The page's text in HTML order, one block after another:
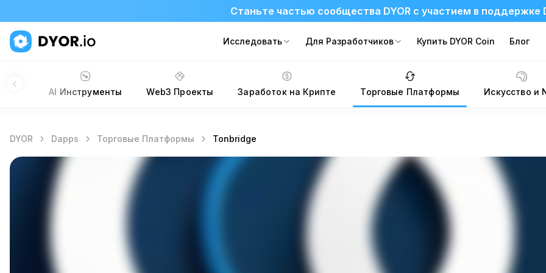
Станьте частью сообщества DYOR с участием в поддержке
Исследовать Для Разработчиков Купить DYOR Coin Блог
AI Инструменты Web3 Проекты Заработок на Крипте Торговые Платформы Искусство и
DYOR Dapps Торговые Платформы Tonbridge